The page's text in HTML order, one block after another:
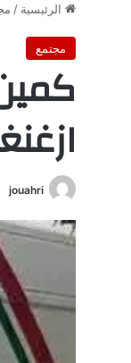
الرئيسية /
مجتمع
jouahri